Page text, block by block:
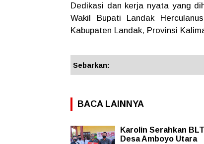
Dedikasi dan kerja nyata yang
Wakil Bupati Landak
Kabupaten Landak, Provinsi
Sebarkan:
BACA LAINNYA
Karolin Serahkan
Desa Amboyo Utara